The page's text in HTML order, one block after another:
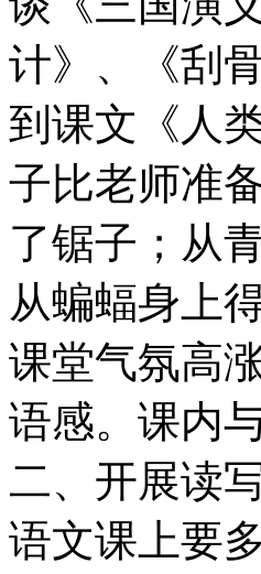
计》、《刮
到课文《人
子比老师准
了锯子；从
从蝙蝠身上
课堂气氛高
语感。课内
二、开展读
语文课上要